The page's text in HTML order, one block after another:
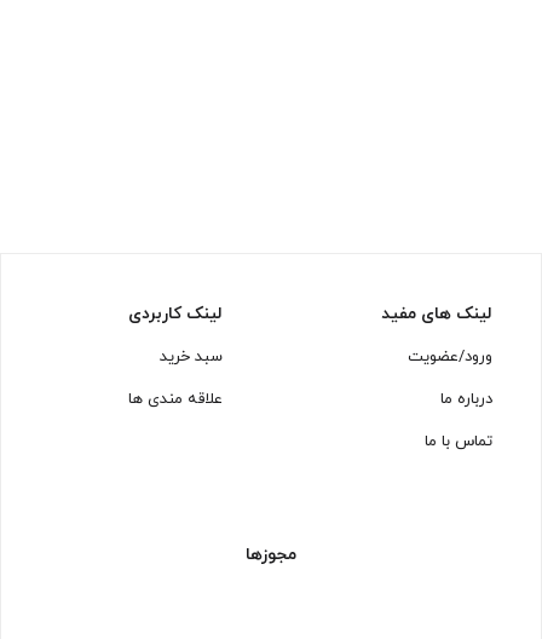
لینک های مفید
ورود/عضویت
درباره ما
تماس با ما
لینک کاربردی
سبد خرید
علاقه مندی ها
مجوزها